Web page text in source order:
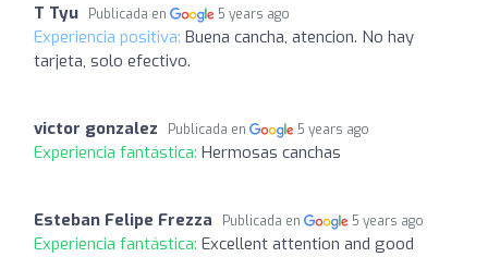
T Tyu Publicada en 5 years ago
Experiencia positiva: Buena cancha, atencion. No hay
tarjeta, solo efectivo.
victor gonzalez Publicada en 5 years ago
Experiencia fantástica: Hermosas canchas
Esteban Felipe Frezza Publicada en 5 years ago
Experiencia fantástica: Excellent attention and good